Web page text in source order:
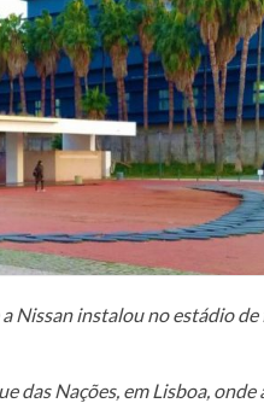
Nissan instalou no estádio
das Nações, em Lisboa,